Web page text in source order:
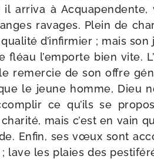
arri­va à
ravages. Plein de
d’infirmier ; mais
l’emporte bien vite.
remer­cie de son offre
le jeune homme, Dieu
ce qu’ils se
mais c’est en vain
Enfin, ses vœux sont
lave les plaies des